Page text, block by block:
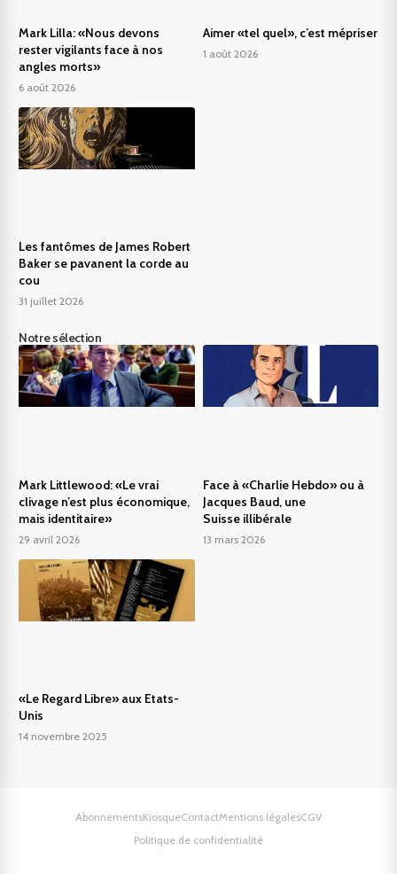
Mark Lilla: «Nous devons
rester vigilants face à nos
angles morts»
6 août 2026
Aimer «tel quel», c’est mépriser
1 août 2026
Les fantômes de James Robert
Baker se pavanent la corde au
cou
31 juillet 2026
Notre sélection
Mark Littlewood: «Le vrai
clivage n’est plus économique,
mais identitaire»
29 avril 2026
Face à «Charlie Hebdo» ou à
Jacques Baud, une
Suisse illibérale
13 mars 2026
«Le Regard Libre» aux Etats-
Unis
14 novembre 2025
AbonnementsKiosqueContactMentions légalesCGV
Politique de confidentialité